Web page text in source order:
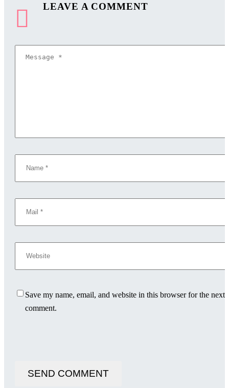
LEAVE A COMMENT
Save my name, email, and website in this browser for the next
comment.
SEND COMMENT